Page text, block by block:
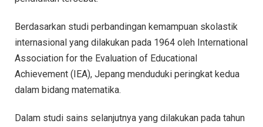
Berdasarkan studi perbandingan kemampuan skolastik
internasional yang dilakukan pada 1964 oleh International
Association for the Evaluation of Educational
Achievement (IEA), Jepang menduduki peringkat kedua
dalam bidang matematika.
Dalam studi sains selanjutnya yang dilakukan pada tahun